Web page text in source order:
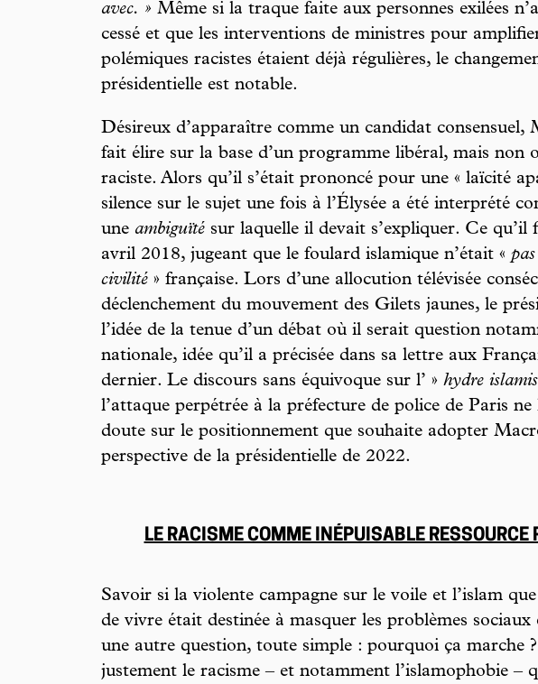
avec. » Même si la traque faite aux personnes exilées
cessé et que les interventions de ministres pour
polémiques racistes étaient déjà régulières, le
présidentielle est notable.
Désireux d’apparaître comme un candidat consensuel,
fait élire sur la base d’un programme libéral, mais non
raciste. Alors qu’il s’était prononcé pour une « laïcité
silence sur le sujet une fois à l’Élysée a été interprété
une ambiguïté sur laquelle il devait s’expliquer. Ce qu’il
avril 2018, jugeant que le foulard islamique n’était «
civilité » française. Lors d’une allocution télévisée
déclenchement du mouvement des Gilets jaunes, le
l’idée de la tenue d’un débat où il serait question
nationale, idée qu’il a précisée dans sa lettre aux
dernier. Le discours sans équivoque sur l’ » hydre
l’attaque perpétrée à la préfecture de police de Paris ne
doute sur le positionnement que souhaite adopter
perspective de la présidentielle de 2022.
LE RACISME COMME INÉPUISABLE RESSOURCE
Savoir si la violente campagne sur le voile et l’islam
de vivre était destinée à masquer les problèmes sociaux
une autre question, toute simple : pourquoi ça marche
justement le racisme – et notamment l’islamophobie –